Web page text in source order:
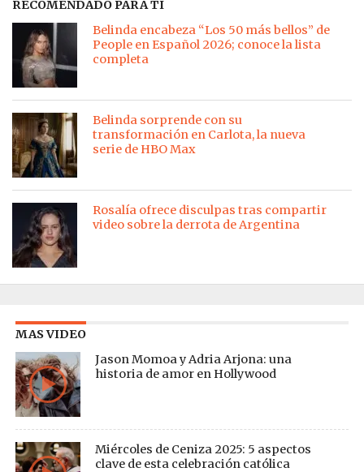
RECOMENDADO PARA TI
Belinda encabeza “Los 50 más bellos” de
People en Español 2026; conoce la lista
completa
Belinda sorprende con su
transformación en Carlota, la nueva
serie de HBO Max
Rosalía ofrece disculpas tras compartir
video sobre la derrota de Argentina
MAS VIDEO
Jason Momoa y Adria Arjona: una
historia de amor en Hollywood
Miércoles de Ceniza 2025: 5 aspectos
clave de esta celebración católica